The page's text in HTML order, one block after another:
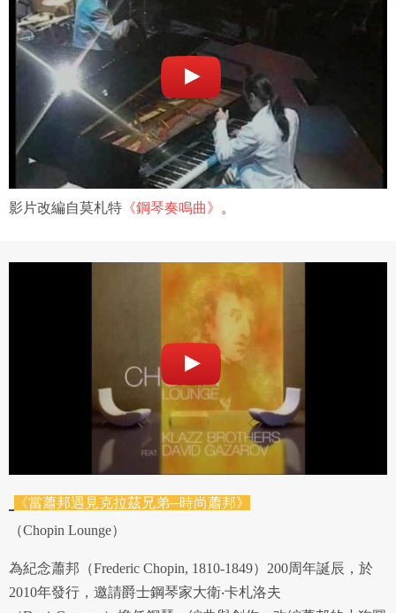
影片改編自莫札特 《鋼琴奏鳴曲》 。
《當蕭邦遇見克拉茲兄弟─時尚蕭邦》
（Chopin Lounge）
為紀念蕭邦（Frederic Chopin, 1810-1849）200周年誕辰，於
2010年發行，邀請爵士鋼琴家大衛‧卡札洛夫